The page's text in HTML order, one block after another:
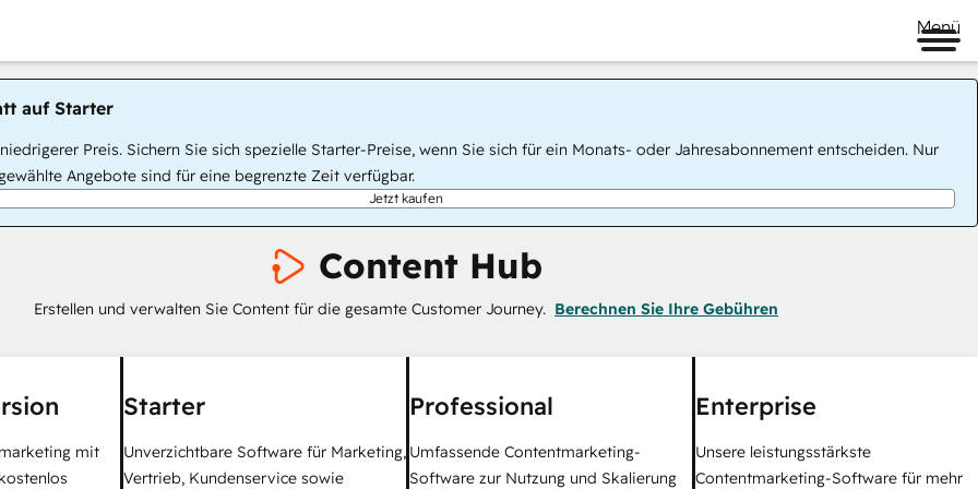
Menü
auf Starter
Preis. Sichern Sie sich spezielle Starter-Preise, wenn Sie sich für ein Monats- oder Jahresabonnement entscheiden. Nur
Angebote sind für eine begrenzte Zeit verfügbar.
Jetzt kaufen
Content Hub
Erstellen und verwalten Sie Content für die gesamte Customer Journey. Berechnen Sie Ihre Gebühren
mit
Starter
Unverzichtbare Software für Marketing,
Vertrieb, Kundenservice sowie
Professional
Umfassende Contentmarketing-
Software zur Nutzung und Skalierung
Enterprise
Unsere leistungsstärkste
Contentmarketing-Software für mehr